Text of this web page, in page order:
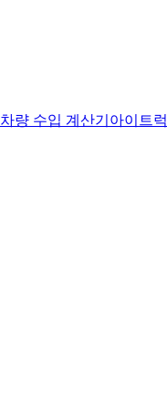
차량 수입 계산기 아이트럭